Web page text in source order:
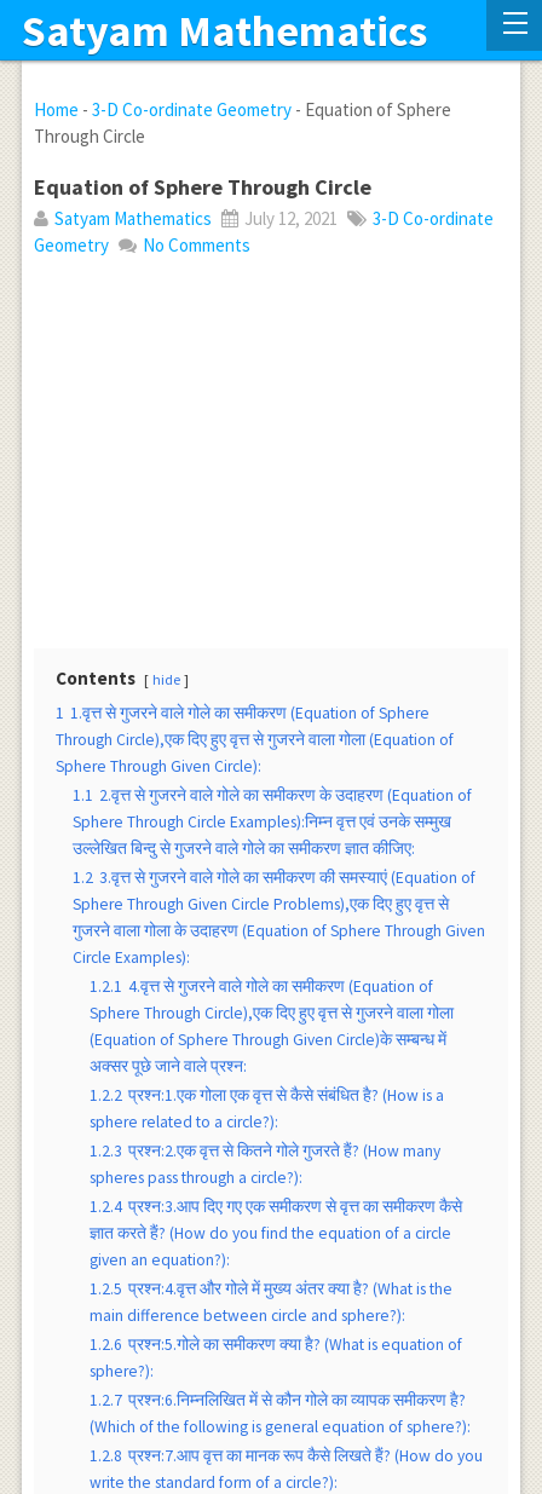
Satyam Mathematics
Home - 3-D Co-ordinate Geometry- Equation of Sphere
Through Circle
Equation of Sphere Through Circle
Satyam Mathematics July 12, 2021
3-D Co-ordinate
Geometry
No Comments
Contents hide
1 1.वृत्त से गुजरने वाले गोले का समीकरण (Equation of Sphere
Through Circle),एक दिए हुए वृत्त से गुजरने वाला गोला (Equation of
Sphere Through Given Circle):
1.1 2.वृत्त से गुजरने वाले गोले का समीकरण के उदाहरण (Equation of
Sphere Through Circle Examples):निम्न वृत्त एवं उनके सम्मुख
उल्लेखित बिन्दु से गुजरने वाले गोले का समीकरण ज्ञात कीजिए:
1.2 3.वृत्त से गुजरने वाले गोले का समीकरण की समस्याएं (Equation of
Sphere Through Given Circle Problems),एक दिए हुए वृत्त से
गुजरने वाला गोला के उदाहरण (Equation of Sphere Through Given
Circle Examples):
1.2.1 4.वृत्त से गुजरने वाले गोले का समीकरण (Equation of
Sphere Through Circle),एक दिए हुए वृत्त से गुजरने वाला गोला
(Equation of Sphere Through Given Circle)के सम्बन्ध में
अक्सर पूछे जाने वाले प्रश्न:
1.2.2 प्रश्न:1.एक गोला एक वृत्त से कैसे संबंधित है? (How is a
sphere related to a circle?):
1.2.3 प्रश्न:2.एक वृत्त से कितने गोले गुजरते हैं? (How many
spheres pass through a circle?):
1.2.4 प्रश्न:3.आप दिए गए एक समीकरण से वृत्त का समीकरण कैसे
ज्ञात करते हैं? (How do you find the equation of a circle
given an equation?):
1.2.5 प्रश्न:4.वृत्त और गोले में मुख्य अंतर क्या है? (What is the
main difference between circle and sphere?):
1.2.6 प्रश्न:5.गोले का समीकरण क्या है? (What is equation of
sphere?):
1.2.7 प्रश्न:6.निम्नलिखित में से कौन गोले का व्यापक समीकरण है?
(Which of the following is general equation of sphere?):
1.2.8 प्रश्न:7.आप वृत्त का मानक रूप कैसे लिखते हैं? (How do you
write the standard form of a circle?):